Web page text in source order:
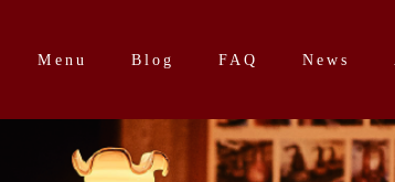
Menu Blog FAQ News